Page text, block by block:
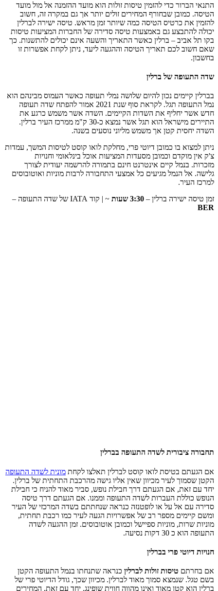
התנאי הברור כדי להזמין טיסות זולות הוא מועד ההזמנה אל מול מועד
הטיסה. כמובן שבחורף המחירים זולים יותר אך גם במקרה זה, חשוב
להזמין את כרטיס הטיסה כמה שיותר זמן מראש. טיסה ישירה לברלין
יכולה להתבצע גם באמצעות טיסה סדירה של החברות המציעות טיסות
בקו תל אביב – ברלין כאשר התאריך והשעה אינם יכולים להתשנות. כך
שאם חשוב לכם תאריך הטיסה וההגעה ליעד, ניתן לקחת אפשרות זו
בחשבון.
שדה התעופה של ברלין
בברלין קיימים נכון להיום שלושה נמלי תעופה כאשר העמוס מבינהם הוא
נמל התעופה תגל. לקראת סוף שנת 2021 אמור להפתח שדה תעופה
חדש אשר יחליף את השדות הקיימים. השדה אשר משמש כרגע את
התיירים מישראל הוא תגל אשר נמצא כ-30 ק"מ ממרכז העיר ברלין.
השדה יחסית קטן אך משמש מליוני נוסעים בשנה.
ניתן למצוא בו כמובן דיוטי פרי, מחלקת לואו קוסט לטיסות המשך, עמדות
צ'ק אין מוקדם וכמובן מסעדות המציעות אוכל בינלאומי וחנויות
מזכרות. בנמל קיים אינטרנט חינם בתמורה להרשמה יעודית לצורך
גלישה. אל הנמל מגיעים כל אמצעי התחבורה לרבות מוניות ואוטובוסים
למרכז העיר.
זמן טיסה ישירה ברלין – 3:30 שעות
~ | קוד IATA של שדה התעופה –
BER
תחבורה ציבורית לשדה התעופה בברלין
אם הגעתם בטיסת לואו קוסט לברלין תאלצו לקחת מונית לשדה התעופה
הקטן שסמוך לעיר מכיוון שאין אליו גישה מהרכבת התחתית של ברלין.
יחד עם זאת, אם הגעתם דרך חבילת נופש, סביר מאוד להניח כי חבילת
הנופש כוללת העברות לשדה התעופה וממנו. אם הגעתם דרך טיסה
סדירה עם אל על או לופטנזה כנראה שנחתתם בשדה המרכזי של העיר
ומשם קיימים מספר רב של אפשרויות הגעה לעיר כמו רכבת תחתית,
מוניות שרות, מוניות ספיישל וכמובן אוטובוסים. זמן ההגעה לשדה
התעופה הוא כ 30 דקות נסיעה.
חנויות דיוטי פרי בברלין
אם בחרתם טיסות זולות לברלין כנראה שתנחתו בנמל התעופה הקטן
בשם טגל. שנמצא סמוך מאוד לברלין. מכיוון שכך, גודל הדיוטי פרי של
ברלין הוא קטן מאוד ואינו מהווה חווית שופינג. יחד עם זאת, המחירים